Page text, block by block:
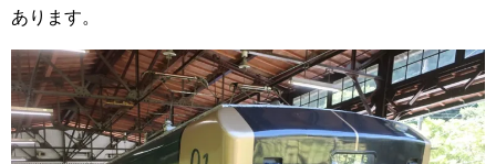
あります。